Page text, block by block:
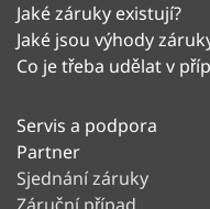
Jaké záruky existují?
Jaké jsou výhody
Co je třeba udělat v
Servis a podpora
Partner
Sjednání záruky